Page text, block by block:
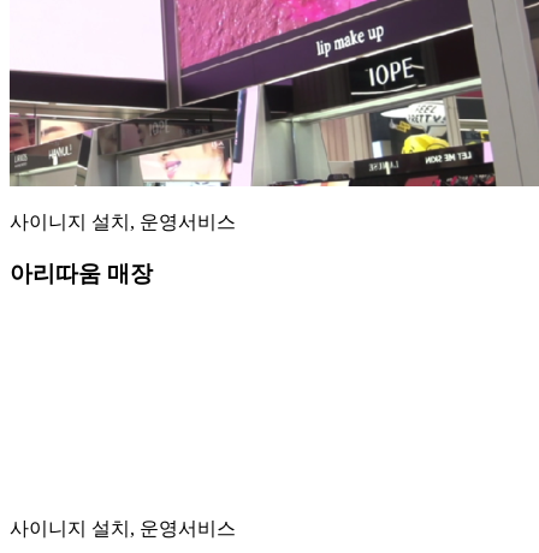
사이니지 설치, 운영서비스
아리따움 매장
사이니지 설치, 운영서비스